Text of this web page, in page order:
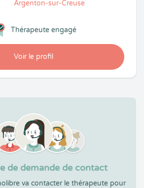
Argenton-sur-Creuse
Voir le profil
Thérapeute engagé
de demande de contact
va contacter le thérapeute pour